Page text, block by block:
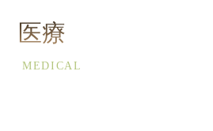
医療
MEDICAL